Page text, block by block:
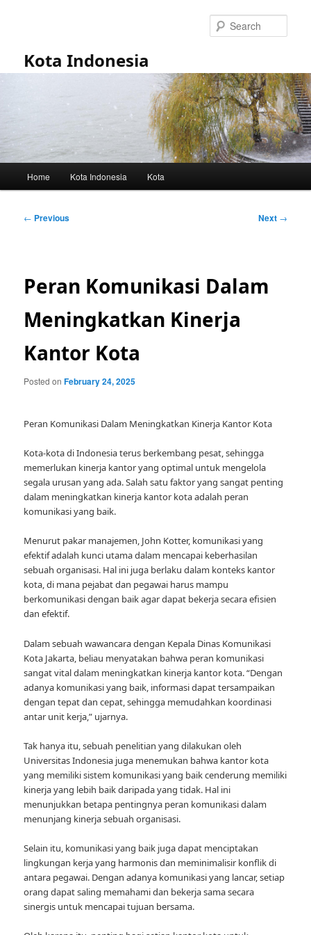
Kota Indonesia
Home Kota Indonesia Kota
Post
← Previous Next →
Peran Komunikasi Dalam
Meningkatkan Kinerja
Kantor Kota
Posted onFebruary 24, 2025
Peran Komunikasi Dalam Meningkatkan Kinerja Kantor Kota
Kota-kota di Indonesia terus berkembang pesat, sehingga
memerlukan kinerja kantor yang optimal untuk mengelola
segala urusan yang ada. Salah satu faktor yang sangat penting
dalam meningkatkan kinerja kantor kota adalah peran
komunikasi yang baik.
Menurut pakar manajemen, John Kotter, komunikasi yang
efektif adalah kunci utama dalam mencapai keberhasilan
sebuah organisasi. Hal ini juga berlaku dalam konteks kantor
kota, di mana pejabat dan pegawai harus mampu
berkomunikasi dengan baik agar dapat bekerja secara efisien
dan efektif.
Dalam sebuah wawancara dengan Kepala Dinas Komunikasi
Kota Jakarta, beliau menyatakan bahwa peran komunikasi
sangat vital dalam meningkatkan kinerja kantor kota. “Dengan
adanya komunikasi yang baik, informasi dapat tersampaikan
dengan tepat dan cepat, sehingga memudahkan koordinasi
antar unit kerja,” ujarnya.
Tak hanya itu, sebuah penelitian yang dilakukan oleh
Universitas Indonesia juga menemukan bahwa kantor kota
yang memiliki sistem komunikasi yang baik cenderung memiliki
kinerja yang lebih baik daripada yang tidak. Hal ini
menunjukkan betapa pentingnya peran komunikasi dalam
menunjang kinerja sebuah organisasi.
Selain itu, komunikasi yang baik juga dapat menciptakan
lingkungan kerja yang harmonis dan meminimalisir konflik di
antara pegawai. Dengan adanya komunikasi yang lancar, setiap
orang dapat saling memahami dan bekerja sama secara
sinergis untuk mencapai tujuan bersama.